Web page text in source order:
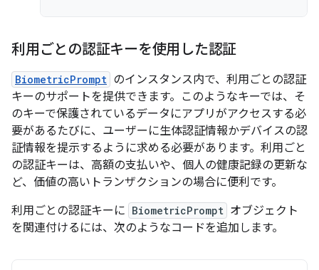
利用ごとの認証キーを使用した認証
BiometricPrompt のインスタンス内で、利用ごとの認証
キーのサポートを提供できます。このようなキーでは、そ
のキーで保護されているデータにアプリがアクセスする必
要があるたびに、ユーザーに生体認証情報かデバイスの認
証情報を提示するように求める必要があります。利用ごと
の認証キーは、高額の支払いや、個人の健康記録の更新な
ど、価値の高いトランザクションの場合に便利です。
利用ごとの認証キーに BiometricPrompt オブジェクト
を関連付けるには、次のようなコードを追加します。